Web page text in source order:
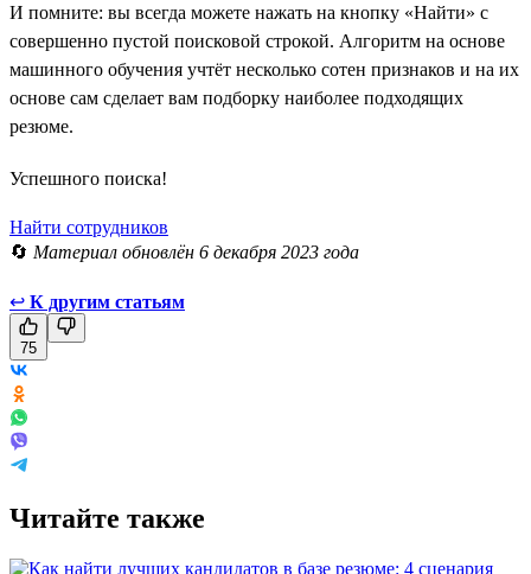
И помните: вы всегда можете нажать на кнопку «Найти» с
совершенно пустой поисковой строкой. Алгоритм на основе
машинного обучения учтёт несколько сотен признаков и на их
основе сам сделает вам подборку наиболее подходящих
резюме.
Успешного поиска!
Найти сотрудников
🔄 Материал обновлён 6 декабря 2023 года
↩ К другим статьям
75
Читайте также